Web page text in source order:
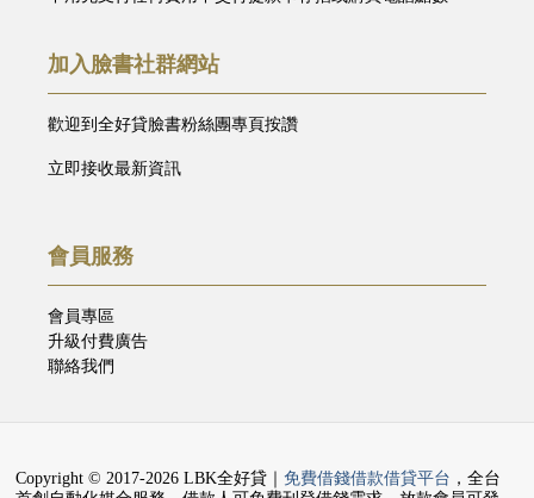
加入臉書社群網站
歡迎到全好貸臉書粉絲團專頁按讚
立即接收最新資訊
會員服務
會員專區
升級付費廣告
聯絡我們
Copyright © 2017-2026 LBK全好貸｜ 免費借錢借款借貸平台 ，全台